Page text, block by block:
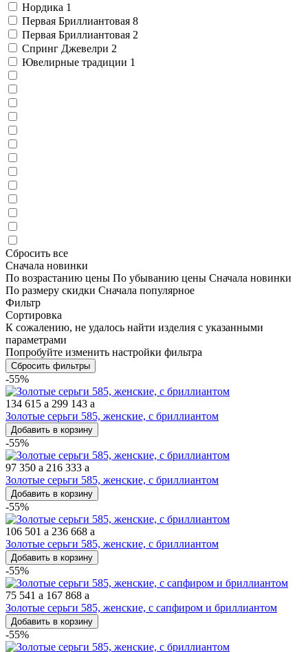
Нордика 1
Первая Бриллиантовая 8
Первая Бриллиантовая 2
Спринг Джевелри 2
Ювелирные традиции 1
Сбросить все
Сначала новинки
По возрастанию цены По убыванию цены Сначала новинки
По размеру скидки Сначала популярное
Фильтр
Сортировка
К сожалению, не удалось найти изделия с указанными
параметрами
Попробуйте изменить настройки фильтра
Сбросить фильтры
-55%
134 615 a 299 143 a
Золотые серьги 585, женские, с бриллиантом
Добавить в корзину
-55%
97 350 a 216 333 a
Золотые серьги 585, женские, с бриллиантом
Добавить в корзину
-55%
106 501 a 236 668 a
Золотые серьги 585, женские, с бриллиантом
Добавить в корзину
-55%
75 541 a 167 868 a
Золотые серьги 585, женские, с сапфиром и бриллиантом
Добавить в корзину
-55%